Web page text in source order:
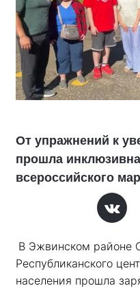
От упражнений к
прошла
всероссийского
В Эжвинском районе
Республиканского
населения прошла